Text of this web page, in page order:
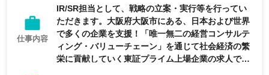
仕事内容
IR/SR担当として、戦略の立案・実行等を行ってい
ただきます。大阪府大阪市にある、日本および世界
で多くの企業を支援！「唯一無二の経営コンサルテ
ィング・バリューチェーン」を通じて社会経済の繁
栄に貢献していく東証プライム上場企業の求人で